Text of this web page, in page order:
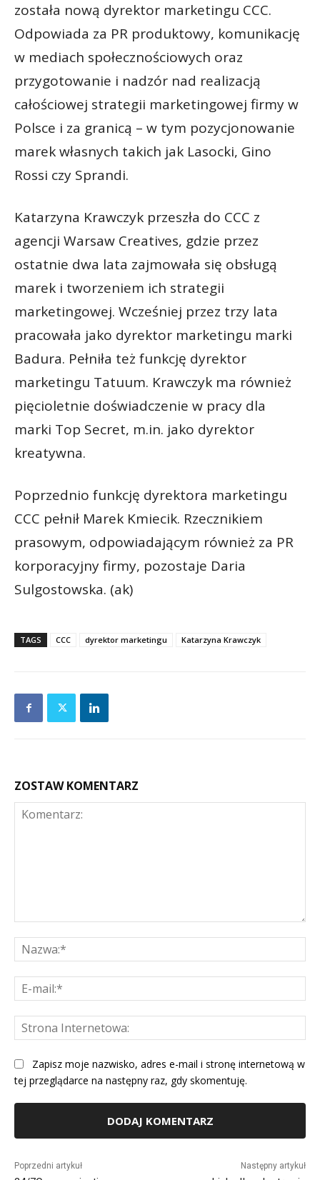
została nową dyrektor marketingu CCC.
Odpowiada za PR produktowy, komunikację
w mediach społecznościowych oraz
przygotowanie i nadzór nad realizacją
całościowej strategii marketingowej firmy w
Polsce i za granicą – w tym pozycjonowanie
marek własnych takich jak Lasocki, Gino
Rossi czy Sprandi.
Katarzyna Krawczyk przeszła do CCC z
agencji Warsaw Creatives, gdzie przez
ostatnie dwa lata zajmowała się obsługą
marek i tworzeniem ich strategii
marketingowej. Wcześniej przez trzy lata
pracowała jako dyrektor marketingu marki
Badura. Pełniła też funkcję dyrektor
marketingu Tatuum. Krawczyk ma również
pięcioletnie doświadczenie w pracy dla
marki Top Secret, m.in. jako dyrektor
kreatywna.
Poprzednio funkcję dyrektora marketingu
CCC pełnił Marek Kmiecik. Rzecznikiem
prasowym, odpowiadającym również za PR
korporacyjny firmy, pozostaje Daria
Sulgostowska. (ak)
TAGS CCC dyrektor marketingu Katarzyna Krawczyk
ZOSTAW KOMENTARZ
Zapisz moje nazwisko, adres e-mail i stronę internetową w
tej przeglądarce na następny raz, gdy skomentuję.
Poprzedni artykuł Następny artykuł